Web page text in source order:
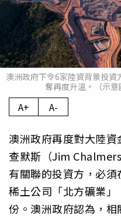
澳洲政府下令6家陸資背景投
奪再度升溫。（示意
A+ A-
澳洲政府再度對大陸
查默斯（Jim
有關聯的投資方，必
稀土公司「北方礦業
份。澳洲政府認為，